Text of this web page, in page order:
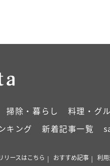
掃除・暮らし 料理・グ
キング 新着記事一覧
リースはこちら おすすめ記事 利